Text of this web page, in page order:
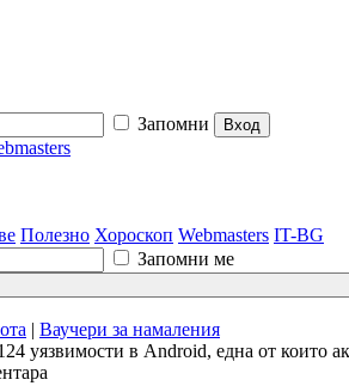
Запомни Вход
Полезно Хороскоп Webmasters IT-BG
Запомни ме
| Ваучери за намаления
уязвимости в Android, една от които